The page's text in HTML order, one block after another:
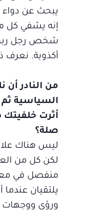
يبحث عن دواء
إنه يشفي كل
شخص رجل ربما
أكذوبة. نعرف
من النادر أن
السياسية ثم
أثرت
صلة؟
ليس هناك
لكن كل من
منفصل في
يلتقيان
ورؤى